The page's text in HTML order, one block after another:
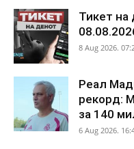
Тикет на
8 Aug 2026.
Реал
рекорд:
за 140
6 Aug 2026.